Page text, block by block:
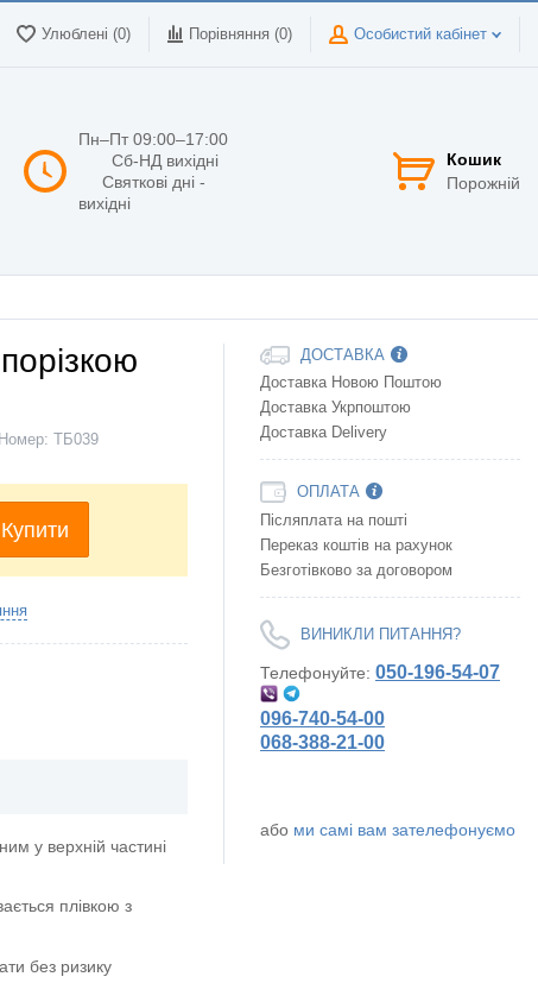
Улюблені (0) Порівняння (0) Особистий кабінет
Пн–Пт 09:00–17:00
Сб-НД вихідні
Святкові дні -
вихідні
Кошик
Порожній
Номер: ТБ039
Купити
у верхній частині
плівкою з
без ризику
ДОСТАВКА
Доставка Новою Поштою
Доставка Укрпоштою
Доставка Delivery
ОПЛАТА
Післяплата на пошті
Переказ коштів на рахунок
Безготівково за договором
ВИНИКЛИ ПИТАННЯ?
Телефонуйте: 050-196-54-07
096-740-54-00
068-388-21-00
або ми самі вам зателефонуємо